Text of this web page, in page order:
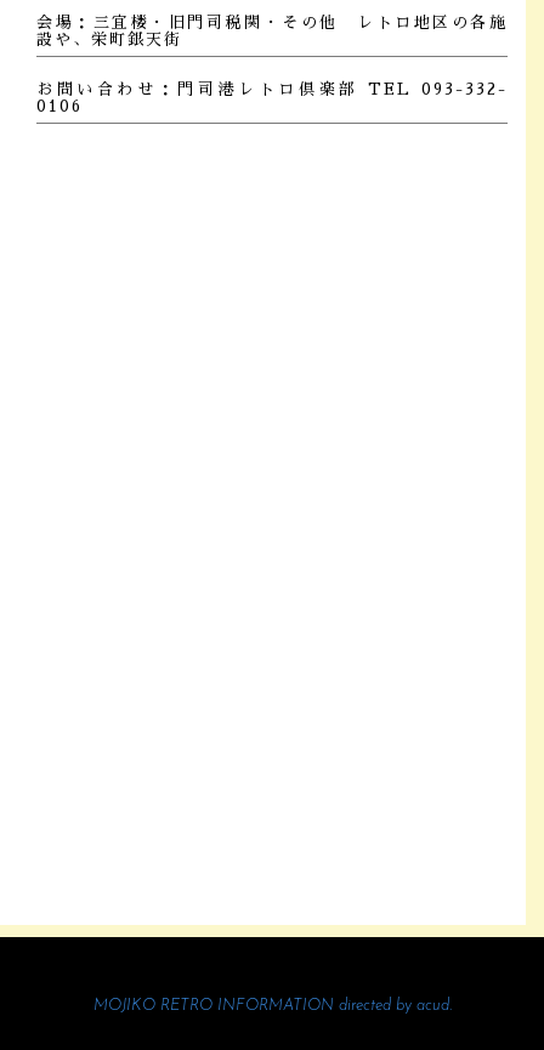
会場：三宜楼・旧門司税関・その他 レトロ地区の各施
設や、栄町銀天街
お問い合わせ：
門司港レトロ倶楽部 TEL 093-332-
0106
MOJIKO RETRO INFORMATION directed by acud.